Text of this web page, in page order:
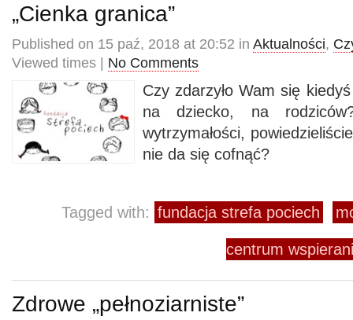
„Cienka granica”
Published on 15 paź, 2018 at 20:52 in Aktualności,
Viewed times | No Comments
Czy zdarzyło Wam się
na dziecko, na
wytrzymałości,
nie da się cofnąć?
Tagged with: fundacja strefa pociech
centrum
Zdrowe „pełnoziarniste”